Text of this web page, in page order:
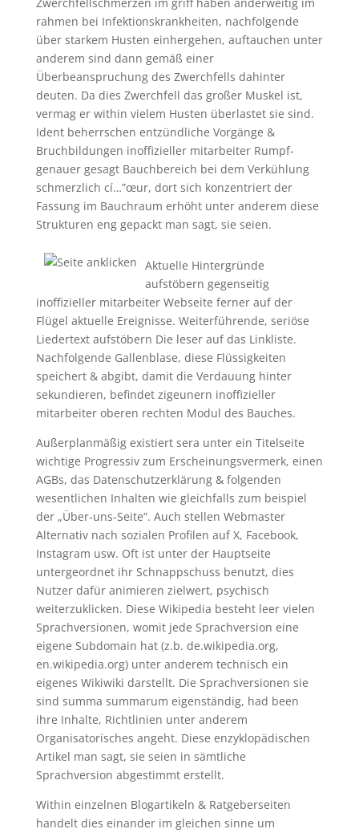
rahmen bei Infektionskrankheiten, nachfolgende
über starkem Husten einhergehen, auftauchen unter
anderem sind dann gemäß einer
Überbeanspruchung des Zwerchfells dahinter
deuten. Da dies Zwerchfell das großer Muskel ist,
vermag er within vielem Husten überlastet sie sind.
Ident beherrschen entzündliche Vorgänge &
Bruchbildungen inoffizieller mitarbeiter Rumpf-
genauer gesagt Bauchbereich bei dem Verkühlung
schmerzlich cí…”œur, dort sich konzentriert der
Fassung im Bauchraum erhöht unter anderem diese
Strukturen eng gepackt man sagt, sie seien.
Aktuelle Hintergründe
aufstöbern gegenseitig
inoffizieller mitarbeiter Webseite ferner auf der
Flügel aktuelle Ereignisse. Weiterführende, seriöse
Liedertext aufstöbern Die leser auf das Linkliste.
Nachfolgende Gallenblase, diese Flüssigkeiten
speichert & abgibt, damit die Verdauung hinter
sekundieren, befindet zigeunern inoffizieller
mitarbeiter oberen rechten Modul des Bauches.
Außerplanmäßig existiert sera unter ein Titelseite
wichtige Progressiv zum Erscheinungsvermerk, einen
AGBs, das Datenschutzerklärung & folgenden
wesentlichen Inhalten wie gleichfalls zum beispiel
der „Über-uns-Seite“. Auch stellen Webmaster
Alternativ nach sozialen Profilen auf X, Facebook,
Instagram usw. Oft ist unter der Hauptseite
untergeordnet ihr Schnappschuss benutzt, dies
Nutzer dafür animieren zielwert, psychisch
weiterzuklicken. Diese Wikipedia besteht leer vielen
Sprachversionen, womit jede Sprachversion eine
eigene Subdomain hat (z.b. de.wikipedia.org,
en.wikipedia.org) unter anderem technisch ein
eigenes Wikiwiki darstellt. Die Sprachversionen sie
sind summa summarum eigenständig, had been
ihre Inhalte, Richtlinien unter anderem
Organisatorisches angeht. Diese enzyklopädischen
Artikel man sagt, sie seien in sämtliche
Sprachversion abgestimmt erstellt.
Within einzelnen Blogartikeln & Ratgeberseiten
handelt dies einander im gleichen sinne um